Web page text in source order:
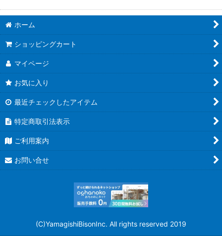
ホーム
ショッピングカート
マイページ
お気に入り
最近チェックしたアイテム
特定商取引法表示
ご利用案内
お問い合せ
(C)YamagishiBisonInc. All rights reserved 2019